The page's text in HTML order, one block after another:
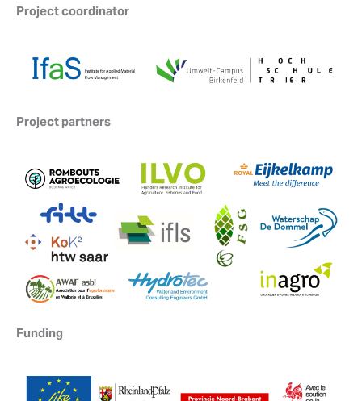
Project coordinator
Project partners
Funding